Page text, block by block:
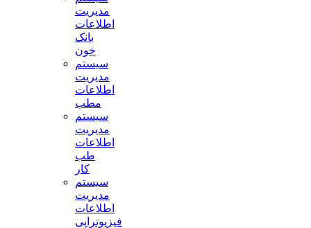
مدیریت
اطلاعات
بانک
خون
سیستم
مدیریت
اطلاعات
مطب
سیستم
مدیریت
اطلاعات
طب
کار
سیستم
مدیریت
اطلاعات
فیزیوتراپی